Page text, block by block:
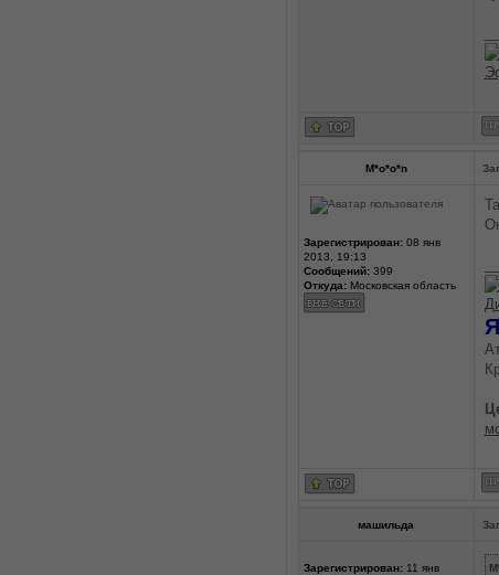
M*o*o*n
Зарегистрирован:08 янв
2013, 19:13
Сообщений:399
Откуда:Московская область
машильда
Зарегистрирован:11 янв